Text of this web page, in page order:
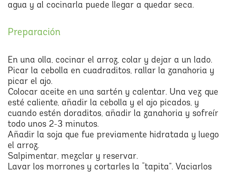
agua y al cocinarla puede llegar a quedar seca.
Preparación
En una olla, cocinar el arroz, colar y dejar a un lado.
Picar la cebolla en cuadraditos, rallar la zanahoria y
picar el ajo.
Colocar aceite en una sartén y calentar. Una vez que
esté caliente, añadir la cebolla y el ajo picados, y
cuando estén doraditos, añadir la zanahoria y sofreír
todo unos 2-3 minutos.
Añadir la soja que fue previamente hidratada y luego
el arroz.
Salpimentar, mezclar y reservar.
Lavar los morrones y cortarles la “tapita”. Vaciarlos